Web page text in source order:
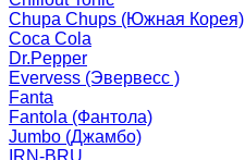
Chupa Chups (Южная Корея)
Coca Cola
Dr.Pepper
Evervess (Эвервесс )
Fanta
Fantola (Фантола)
Jumbo (Джамбо)
IRN-BRU